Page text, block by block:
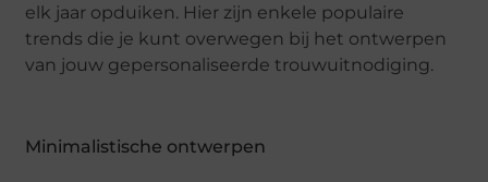
elk jaar opduiken. Hier zijn enkele populaire
trends die je kunt overwegen bij het ontwerpen
van jouw gepersonaliseerde trouwuitnodiging.
Minimalistische ontwerpen